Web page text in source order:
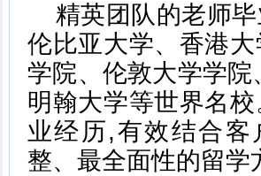
精英团队的老师
伦比亚大学、香港
学院、伦敦大学学
明翰大学等世界名
业经历,有效结合
整、最全面性的留